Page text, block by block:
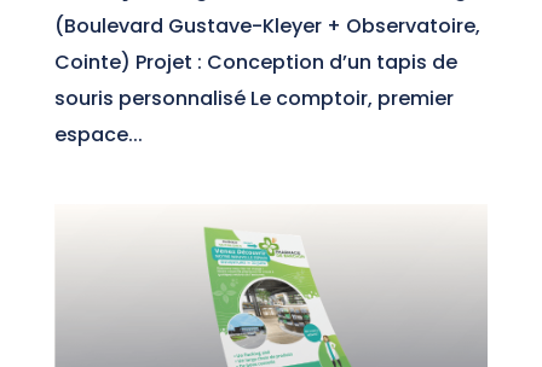
(Boulevard Gustave-Kleyer + Observatoire,
Cointe) Projet : Conception d’un tapis de
souris personnalisé Le comptoir, premier
espace...